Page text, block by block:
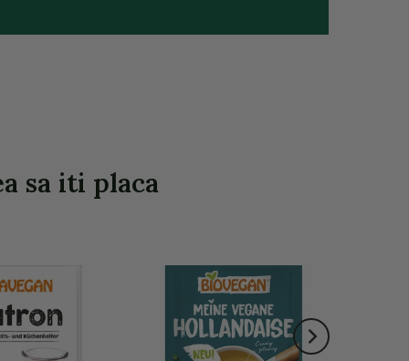
sa iti placa